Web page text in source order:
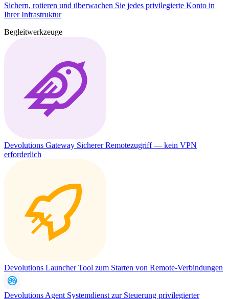
Sichern, rotieren und überwachen Sie jedes privilegierte Konto in
Ihrer Infrastruktur
Begleitwerkzeuge
Devolutions Gateway Sicherer Remotezugriff — kein VPN
erforderlich
Devolutions Launcher Tool zum Starten von Remote-Verbindungen
Devolutions Agent Systemdienst zur Steuerung privilegierter